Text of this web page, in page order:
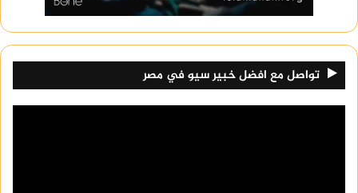
تواصل مع افضل خبير سيو في مصر